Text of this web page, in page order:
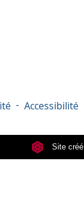
- Accessibilité
Site